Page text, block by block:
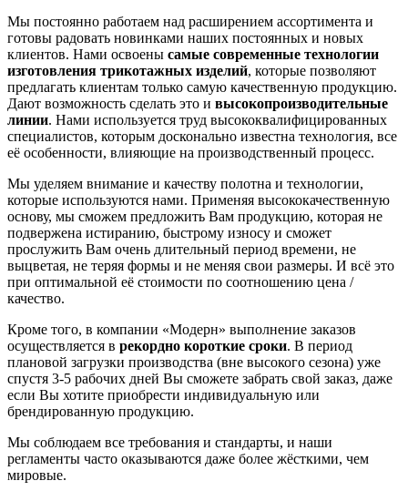
Мы постоянно работаем над расширением ассортимента и
готовы радовать новинками наших постоянных и новых
клиентов. Нами освоены самые современные технологии
изготовления трикотажных изделий, которые позволяют
предлагать клиентам только самую качественную продукцию.
Дают возможность сделать это и высокопроизводительные
линии. Нами используется труд высококвалифицированных
специалистов, которым досконально известна технология, все
её особенности, влияющие на производственный процесс.
Мы уделяем внимание и качеству полотна и технологии,
которые используются нами. Применяя высококачественную
основу, мы сможем предложить Вам продукцию, которая не
подвержена истиранию, быстрому износу и сможет
прослужить Вам очень длительный период времени, не
выцветая, не теряя формы и не меняя свои размеры. И всё это
при оптимальной её стоимости по соотношению цена /
качество.
Кроме того, в компании «Модерн» выполнение заказов
осуществляется в рекордно короткие сроки. В период
плановой загрузки производства (вне высокого сезона) уже
спустя 3-5 рабочих дней Вы сможете забрать свой заказ, даже
если Вы хотите приобрести индивидуальную или
брендированную продукцию.
Мы соблюдаем все требования и стандарты, и наши
регламенты часто оказываются даже более жёсткими, чем
мировые.